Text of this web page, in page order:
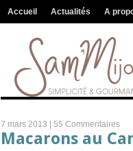
Accueil Actualités A
7 mars 2013 | 55 Commentaires
Macarons au